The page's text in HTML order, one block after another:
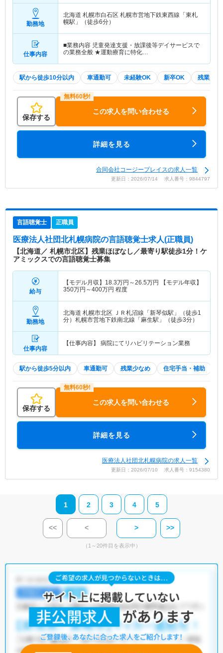
勤務地
北海道 札幌市白石区 札幌市営地下鉄東西線「東札
幌駅」（徒歩6分）
仕事内容
■業務内容 児童発達支援・放課後等デイサービスで
の業務全般 ★運動療育に特化…
駅から徒歩10分以内 車通勤可 未経験OK 新卒OK 残業少な
保存する
この求人を問い合わせる
詳細を見る
合同会社コージープレイスの求人一覧
更新日：2026/07/14 求人番号：9844797
言語聴覚士 正職員
医療法人社団北札幌病院の言語聴覚士求人(正職員)
【北海道／ 札幌市北区】残業ほぼなし／最寄り駅徒歩1分！ケ
アミックスでの言語聴覚士募集
給与
【モデル月収】 18.3万円～26.5万円
【モデル年収】
350万円～400万円 程度
勤務地
北海道 札幌市北区 ＪＲ札沼線「新琴似駅」（徒歩1
分）札幌市営地下鉄南北線「麻生駅」（徒歩3分）
仕事内容
【仕事内容】 病院にてリハビリテーション業務
駅から徒歩5分以内 車通勤可 残業少なめ 住宅手当・補助
保存する
この求人を問い合わせる
詳細を見る
医療法人社団北札幌病院の求人一覧
更新日：2026/07/10 求人番号：9154380
1 2 3 4 5
<< < > >>
（1～20件目を表示中）